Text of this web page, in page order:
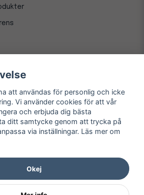
att användas för personlig och icke
Vi använder cookies för att vår
och erbjuda dig bästa
ditt samtycke genom att trycka på
via inställningar. Läs mer om
Okej